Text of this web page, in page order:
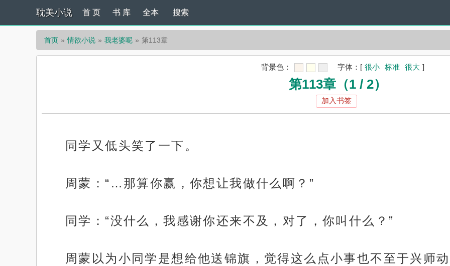
耽美小说 首 页 书 库 全本 搜索
首页 情欲小说 我老婆呢 第113章
背景色： 字体： [ 很小 标准 很大 ]
第113章（1 / 2）
加入书签
同学又低头笑了一下。
周蒙：“…那算你赢，你想让我做什么啊？”
同学：“没什么，我感谢你还来不及，对了，你叫什么？”
周蒙以为小同学是想给他送锦旗，觉得这么点小事也不至于兴师